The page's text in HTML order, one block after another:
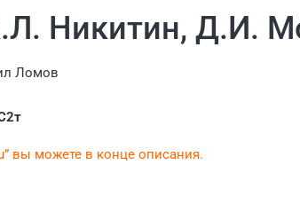
Никитин, Д.И.
Ломов
вы можете в конце описания.